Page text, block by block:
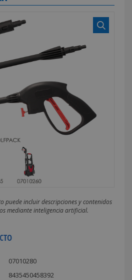
puede incluir descripciones y contenidos
mediante inteligencia artificial.
07010280
8435450458392